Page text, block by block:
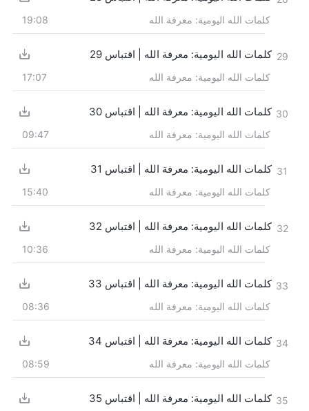
كلمات الله اليومية: معرفة الله 19:08
29 كلمات الله اليومية: معرفة الله | اقتباس 29
كلمات الله اليومية: معرفة الله 17:07
30 كلمات الله اليومية: معرفة الله | اقتباس 30
كلمات الله اليومية: معرفة الله 09:47
31 كلمات الله اليومية: معرفة الله | اقتباس 31
كلمات الله اليومية: معرفة الله 15:40
32 كلمات الله اليومية: معرفة الله | اقتباس 32
كلمات الله اليومية: معرفة الله 10:36
33 كلمات الله اليومية: معرفة الله | اقتباس 33
كلمات الله اليومية: معرفة الله 08:36
34 كلمات الله اليومية: معرفة الله | اقتباس 34
كلمات الله اليومية: معرفة الله 08:59
35 كلمات الله اليومية: معرفة الله | اقتباس 35